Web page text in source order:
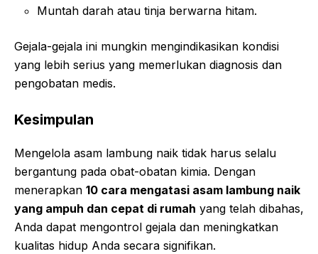
Muntah darah atau tinja berwarna hitam.
Gejala-gejala ini mungkin mengindikasikan kondisi
yang lebih serius yang memerlukan diagnosis dan
pengobatan medis.
Kesimpulan
Mengelola asam lambung naik tidak harus selalu
bergantung pada obat-obatan kimia. Dengan
menerapkan 10 cara mengatasi asam lambung naik
yang ampuh dan cepat di rumah yang telah dibahas,
Anda dapat mengontrol gejala dan meningkatkan
kualitas hidup Anda secara signifikan.